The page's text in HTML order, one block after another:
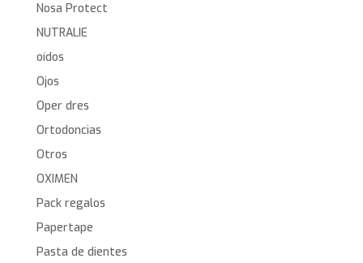
Nosa Protect
NUTRALIE
oídos
Ojos
Oper dres
Ortodoncias
Otros
OXIMEN
Pack regalos
Papertape
Pasta de dientes